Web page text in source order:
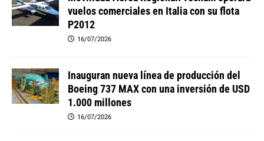
vuelos comerciales en Italia con su flota
P2012
16/07/2026
Inauguran nueva línea de producción del
Boeing 737 MAX con una inversión de USD
1.000 millones
16/07/2026